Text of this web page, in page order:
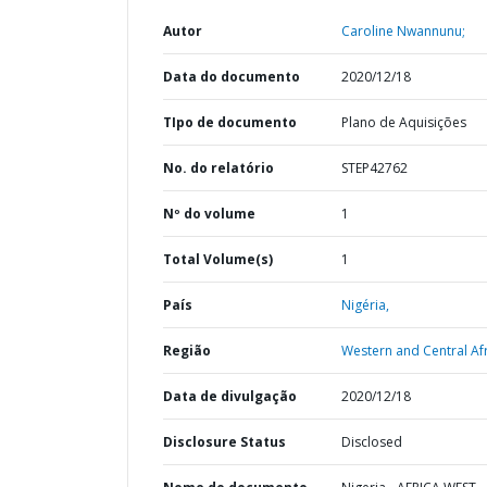
Autor Caroline Nwannunu;
Data do documento 2020/12/18
TIpo de documento Plano de Aquisições
No. do relatório STEP42762
Nº do volume 1
Total Volume(s) 1
País Nigéria,
Região Western and Central
Data de divulgação 2020/12/18
Disclosure Status Disclosed